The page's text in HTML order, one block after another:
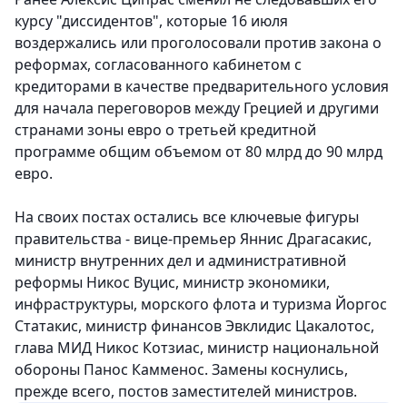
курсу "диссидентов", которые 16 июля
воздержались или проголосовали против закона о
реформах, согласованного кабинетом с
кредиторами в качестве предварительного условия
для начала переговоров между Грецией и другими
странами зоны евро о третьей кредитной
программе общим объемом от 80 млрд до 90 млрд
евро.
На своих постах остались все ключевые фигуры
правительства - вице-премьер Яннис Драгасакис,
министр внутренних дел и административной
реформы Никос Вуцис, министр экономики,
инфраструктуры, морского флота и туризма Йоргос
Статакис, министр финансов Эвклидис Цакалотос,
глава МИД Никос Котзиас, министр национальной
обороны Панос Камменос. Замены коснулись,
прежде всего, постов заместителей министров.